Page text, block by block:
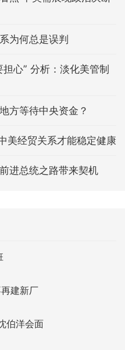
为何总是误判
心” 分析：淡化美管制
方等待中央资金？
美经贸关系才能稳定健康
进总统之路带来契机
建新厂
伯洋会面